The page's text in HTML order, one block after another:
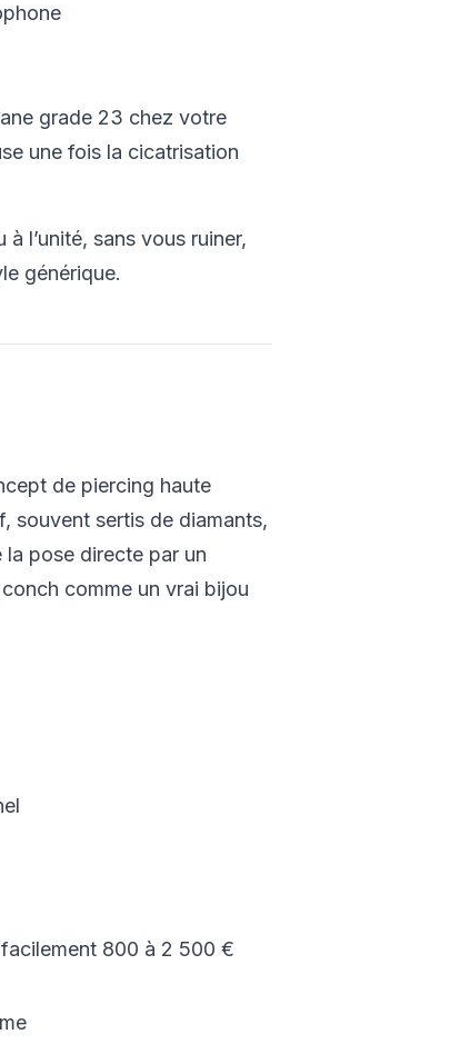
grade 23 chez votre
une fois la cicatrisation
l’unité, sans vous ruiner,
générique.
de piercing haute
souvent sertis de diamants,
pose directe par un
comme un vrai bijou
800 à 2 500 €